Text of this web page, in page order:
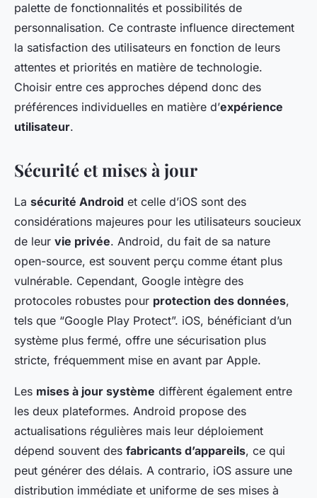
palette de fonctionnalités et possibilités de
personnalisation. Ce contraste influence directement
la satisfaction des utilisateurs en fonction de leurs
attentes et priorités en matière de technologie.
Choisir entre ces approches dépend donc des
préférences individuelles en matière d’expérience
utilisateur.
Sécurité et mises à jour
La sécurité Android et celle d’iOS sont des
considérations majeures pour les utilisateurs soucieux
de leur vie privée. Android, du fait de sa nature
open-source, est souvent perçu comme étant plus
vulnérable. Cependant, Google intègre des
protocoles robustes pour protection des données,
tels que “Google Play Protect”. iOS, bénéficiant d’un
système plus fermé, offre une sécurisation plus
stricte, fréquemment mise en avant par Apple.
Les mises à jour système diffèrent également entre
les deux plateformes. Android propose des
actualisations régulières mais leur déploiement
dépend souvent des fabricants d’appareils, ce qui
peut générer des délais. A contrario, iOS assure une
distribution immédiate et uniforme de ses mises à